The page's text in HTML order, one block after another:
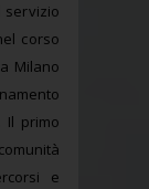
servizio
corso
Milano
Il primo
e